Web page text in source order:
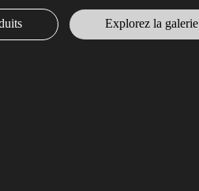
Explorez la galerie